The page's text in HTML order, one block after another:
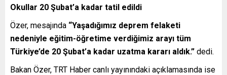
Okullar 20 Şubat’a kadar tatil edildi
Özer, mesajında “Yaşadığımız deprem felaketi
nedeniyle eğitim-öğretime verdiğimiz arayı tüm
Türkiye’de 20 Şubat’a kadar uzatma kararı aldık.” dedi.
Bakan Özer, TRT Haber canlı yayınındaki açıklamasında ise